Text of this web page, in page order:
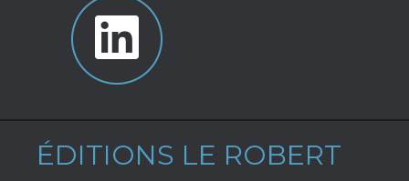
ÉDITIONS LE ROBERT